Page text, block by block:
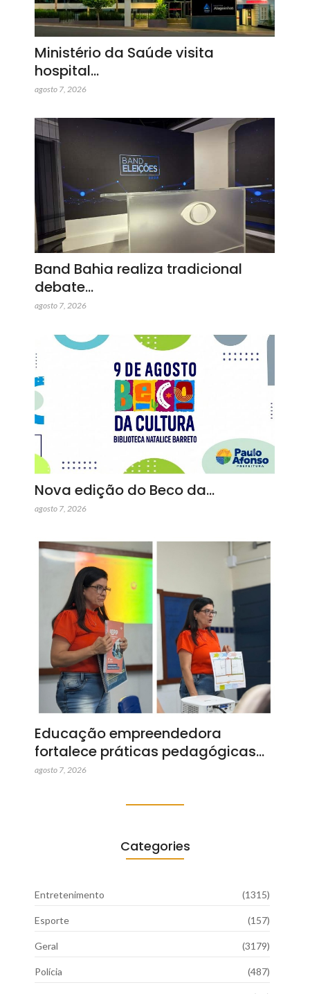
Ministério da Saúde visita
hospital…
agosto 7, 2026
Band Bahia realiza tradicional
debate…
agosto 7, 2026
Nova edição do Beco da…
agosto 7, 2026
Educação empreendedora
fortalece práticas pedagógicas…
agosto 7, 2026
Categories
Entretenimento (1315)
Esporte (157)
Geral (3179)
Polícia (487)